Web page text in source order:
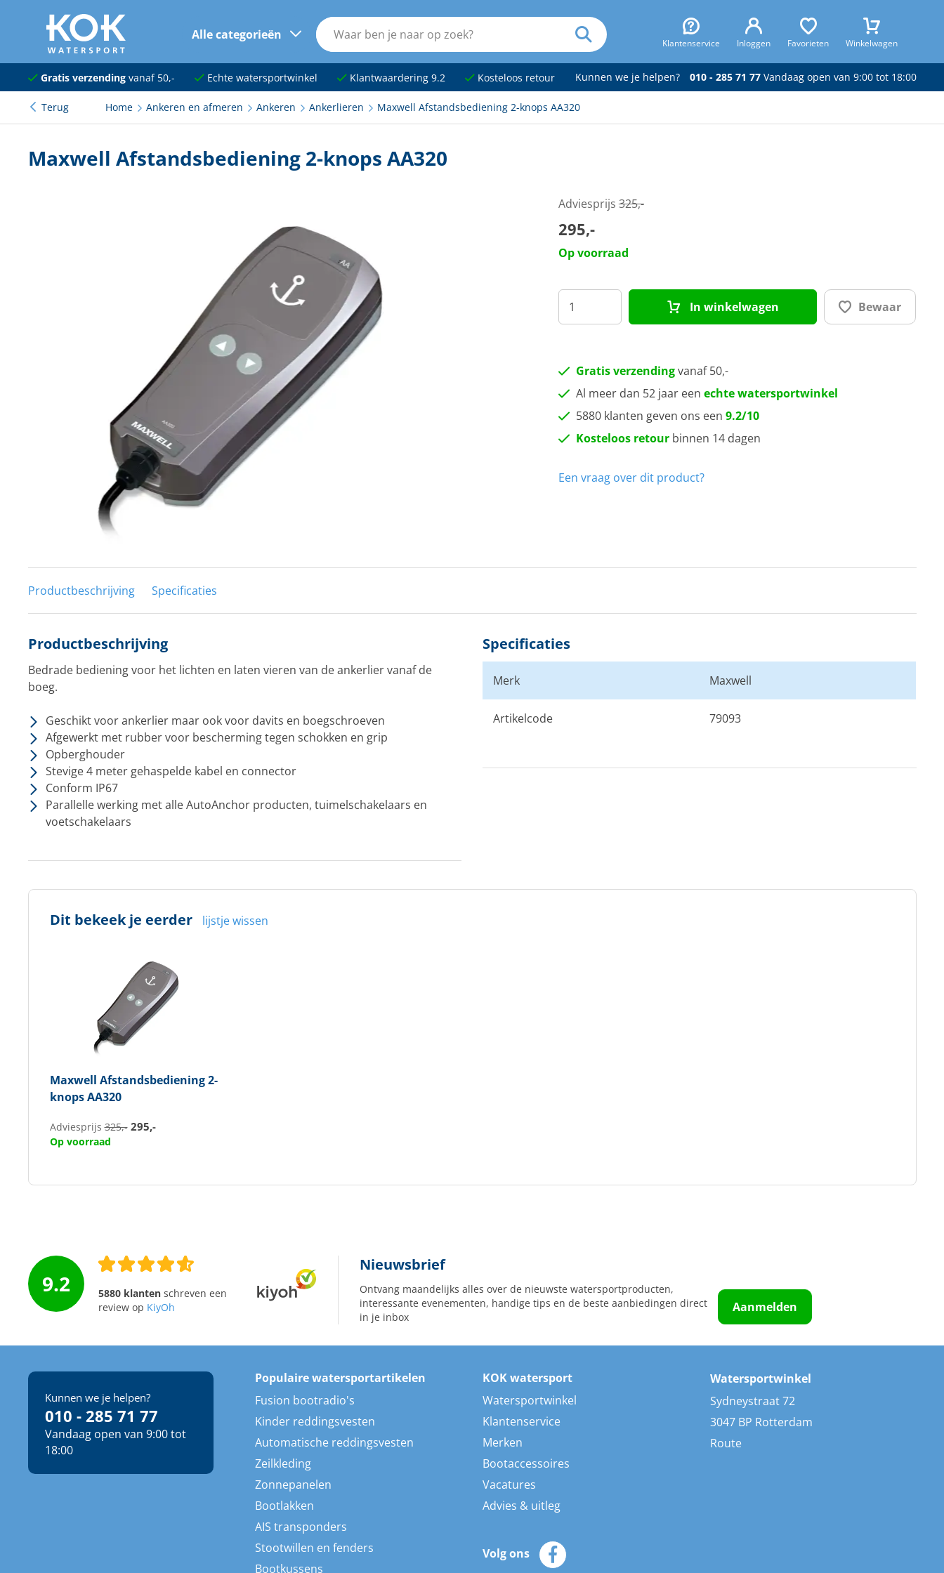
naar hoofdinhoud
Alle categorieën
Klantenservice Inloggen Favorieten Winkelwagen
Navigatie
Dekuitrusting
Tuigage en dekbeslag
Boten, toebehoren en fun
Meubels en lifestyle
Gratis verzendingvanaf 50,- Echte watersportwinkel Klantwaardering 9.2 Kosteloos retour Kunnen we je helpen? 010 - 285 71 77Vandaag open van 9:00 tot 18:00
Terug Home Ankeren en afmeren Ankeren Ankerlieren Maxwell Afstandsbediening 2-knops AA320
Maxwell Afstandsbediening 2-knops AA320
Adviesprijs325,-
295,-
Op voorraad
In winkelwagen Bewaar
Gratis verzendingvanaf 50,-
Al meer dan 52 jaar een echte watersportwinkel
5880 klanten geven ons een 9.2/10
Kosteloos retourbinnen 14 dagen
Een vraag over dit product?
Productbeschrijving Specificaties
Productbeschrijving
Bedrade bediening voor het lichten en laten vieren van de ankerlier vanaf de
boeg.
Geschikt voor ankerlier maar ook voor davits en boegschroeven
Afgewerkt met rubber voor bescherming tegen schokken en grip
Opberghouder
Stevige 4 meter gehaspelde kabel en connector
Conform IP67
Parallelle werking met alle AutoAnchor producten, tuimelschakelaars en
voetschakelaars
Specificaties
Merk Maxwell
Artikelcode 79093
Dit bekeek je eerder lijstje wissen
Maxwell Afstandsbediening 2-
knops AA320
Adviesprijs325,- 295,-
Op voorraad
9.2 5880 klantenschreven een
review op KiyOh
Nieuwsbrief
Ontvang maandelijks alles over de nieuwste watersportproducten,
interessante evenementen, handige tips en de beste aanbiedingen direct
in je inbox
Aanmelden
Kunnen we je helpen?
010 - 285 71 77
Vandaag open van 9:00 tot
18:00
Populaire watersportartikelen
Fusion bootradio's
Kinder reddingsvesten
Automatische reddingsvesten
Zeilkleding
Zonnepanelen
Bootlakken
AIS transponders
Stootwillen en fenders
Bootkussens
KOK watersport
Watersportwinkel
Klantenservice
Merken
Bootaccessoires
Vacatures
Advies & uitleg
Volg ons
Watersportwinkel
Sydneystraat 72
3047 BP Rotterdam
Route